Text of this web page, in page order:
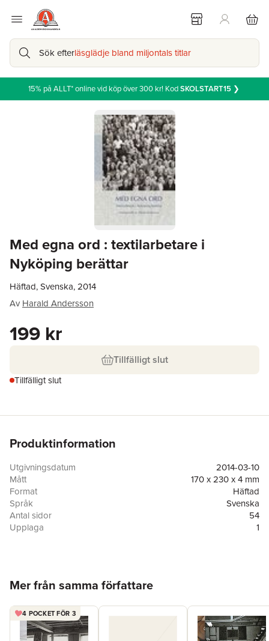
Sök efterläsglädje bland miljontals titlar
15% på ALLT* online vid köp över 300 kr! KodSKOLSTART15❯
Med egna ord : textilarbetare i
Nyköping berättar
Häftad, Svenska, 2014
Av Harald Andersson
199 kr
Tillfälligt slut
Tillfälligt slut
Produktinformation
Utgivningsdatum
2014-03-10
Mått
170 x 230 x 4 mm
Format
Häftad
Språk
Svenska
Antal sidor
54
Upplaga
1
Mer från samma författare
4 POCKET FÖR 3